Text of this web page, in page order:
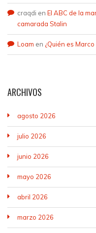
craqdi en El ABC de la
camarada Stalin
Loam en ¿Quién es Marco
ARCHIVOS
agosto 2026
julio 2026
junio 2026
mayo 2026
abril 2026
marzo 2026